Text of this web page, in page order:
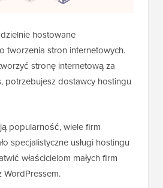
hostowane
tworzenia stron internetowych.
stronę internetową za
potrzebujesz dostawcy hostingu
popularność, wiele firm
specjalistyczne usługi hostingu
właścicielom małych firm